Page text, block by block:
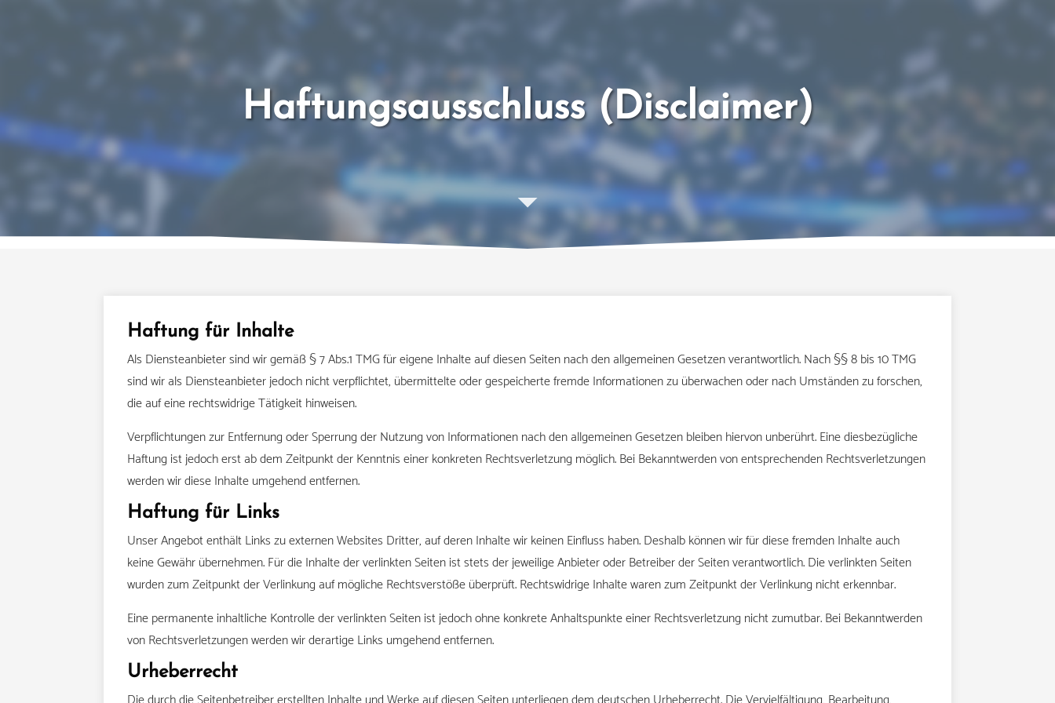
Haftungsausschluss (Disclaimer)
Haftung für Inhalte
Als Diensteanbieter sind wir gemäß § 7 Abs.1 TMG für eigene Inhalte auf diesen Seiten nach den allgemeinen Gesetzen verantwortlich. Nach §§ 8 bis 10 TMG
sind wir als Diensteanbieter jedoch nicht verpflichtet, übermittelte oder gespeicherte fremde Informationen zu überwachen oder nach Umständen zu forschen,
die auf eine rechtswidrige Tätigkeit hinweisen.
Verpflichtungen zur Entfernung oder Sperrung der Nutzung von Informationen nach den allgemeinen Gesetzen bleiben hiervon unberührt. Eine diesbezügliche
Haftung ist jedoch erst ab dem Zeitpunkt der Kenntnis einer konkreten Rechtsverletzung möglich. Bei Bekanntwerden von entsprechenden Rechtsverletzungen
werden wir diese Inhalte umgehend entfernen.
Haftung für Links
Unser Angebot enthält Links zu externen Websites Dritter, auf deren Inhalte wir keinen Einfluss haben. Deshalb können wir für diese fremden Inhalte auch
keine Gewähr übernehmen. Für die Inhalte der verlinkten Seiten ist stets der jeweilige Anbieter oder Betreiber der Seiten verantwortlich. Die verlinkten Seiten
wurden zum Zeitpunkt der Verlinkung auf mögliche Rechtsverstöße überprüft. Rechtswidrige Inhalte waren zum Zeitpunkt der Verlinkung nicht erkennbar.
Eine permanente inhaltliche Kontrolle der verlinkten Seiten ist jedoch ohne konkrete Anhaltspunkte einer Rechtsverletzung nicht zumutbar. Bei Bekanntwerden
von Rechtsverletzungen werden wir derartige Links umgehend entfernen.
Urheberrecht